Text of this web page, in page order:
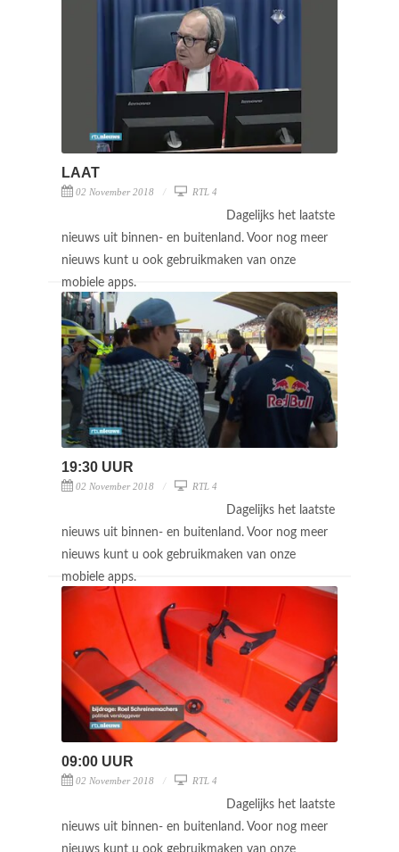
LAAT
02 November 2018 RTL 4
Dagelijks het laatste
nieuws uit binnen- en buitenland. Voor nog meer
nieuws kunt u ook gebruikmaken van onze
mobiele apps.
19:30 UUR
02 November 2018 RTL 4
Dagelijks het laatste
nieuws uit binnen- en buitenland. Voor nog meer
nieuws kunt u ook gebruikmaken van onze
mobiele apps.
09:00 UUR
02 November 2018 RTL 4
Dagelijks het laatste
nieuws uit binnen- en buitenland. Voor nog meer
nieuws kunt u ook gebruikmaken van onze